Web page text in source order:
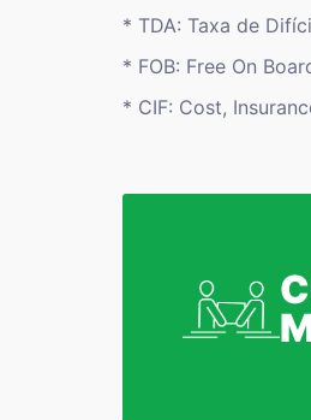
* TDA: Taxa de
* FOB: Free On
* CIF: Cost,